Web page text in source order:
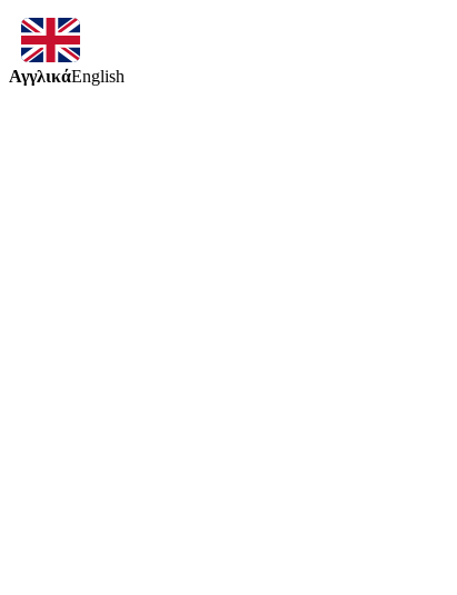
ΑγγλικάEnglish